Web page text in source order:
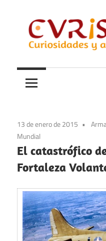
contenido
Curistoria
y
anécdotas
historia
13 de enero de 2015
Mundial
El catastrófico
Fortaleza